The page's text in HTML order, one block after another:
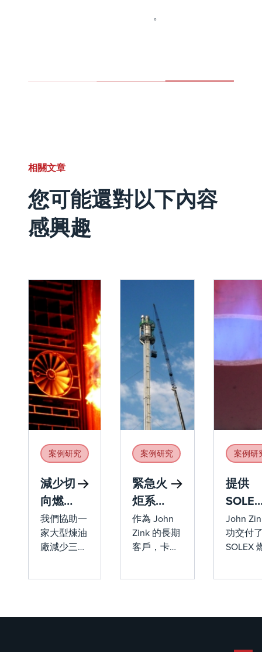
。
相關文章
您可能還對以下內容
感興趣
案例研究
減少切
向燃燒
鍋爐的
NOx
排放和
我們協助一
家大型煉油
廠減少三台
物排放，同
案例研究
緊急火
炬系統
更換使
工廠在
創紀錄
作為 John
Zink 的長期
客戶，卡達
聯繫了我們
案例研
提供
Burner
燃燒系
統並降
John
功交付
SOLEX
於 5